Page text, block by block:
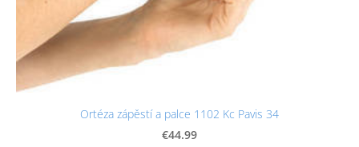
Ortéza zápěstí a palce 1102 Kc Pavis 34
€44.99